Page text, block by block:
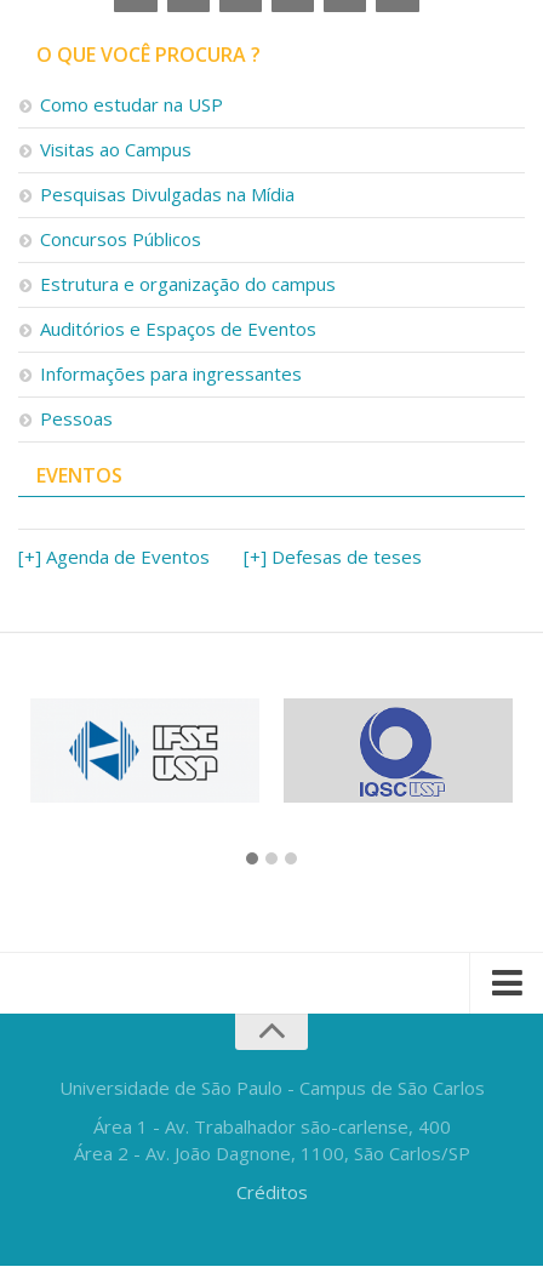
O QUE VOCÊ PROCURA ?
Como estudar na USP
Visitas ao Campus
Pesquisas Divulgadas na Mídia
Concursos Públicos
Estrutura e organização do campus
Auditórios e Espaços de Eventos
Informações para ingressantes
Pessoas
EVENTOS
[+] Agenda de Eventos [+] Defesas de teses
Universidade de São Paulo - Campus de São Carlos
Área 1 - Av. Trabalhador são-carlense, 400
Área 2 - Av. João Dagnone, 1100, São Carlos/SP
Créditos